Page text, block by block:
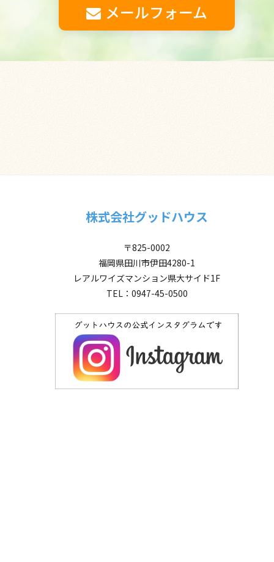
メールフォーム
株式会社グッドハウス
〒825-0002
福岡県田川市伊田4280-1
レアルワイズマンション県大サイド1F
TEL：0947-45-0500